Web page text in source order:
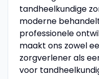
tandheelkundige
moderne
professionele
maakt ons zowel
zorgverlener als
voor